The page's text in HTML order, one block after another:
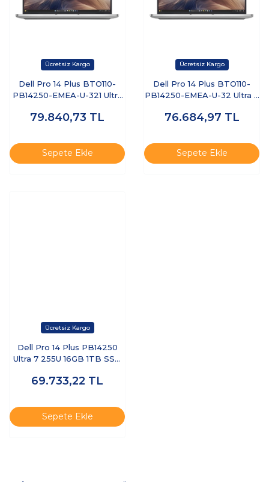
Dell Pro 14 Plus BTO110-
PB14250-EMEA-U-321 Ultra
Free Dos Dizüstü Bilgisayar
79.840,73 TL
Sepete Ekle
Dell Pro 14 Plus BTO110-
PB14250-EMEA-U-32 Ultra 7
Ubuntu Dizüstü Bilgisayar
76.684,97 TL
Sepete Ekle
Dell Pro 14 Plus PB14250
Ultra 7 255U 16GB 1TB SSD
PB14250-UBU
69.733,22 TL
Sepete Ekle